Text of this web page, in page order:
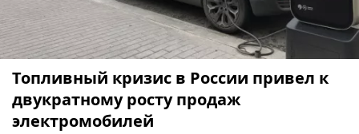
Топливный кризис в России привел к
двукратному росту продаж
электромобилей